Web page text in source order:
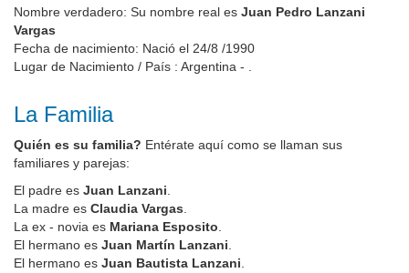
Nombre verdadero: Su nombre real es Juan Pedro Lanzani
Vargas
Fecha de nacimiento: Nació el 24/8 /1990
Lugar de Nacimiento / País : Argentina - .
La Familia
Quién es su familia? Entérate aquí como se llaman sus
familiares y parejas:
El padre es Juan Lanzani
La madre es Claudia Vargas
La ex - novia es Mariana Esposito
El hermano es Juan Martín Lanzani
El hermano es Juan Bautista Lanzani